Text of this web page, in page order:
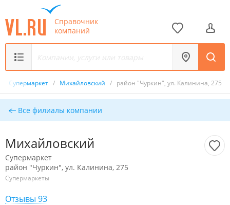
Справочник
компаний
Супермаркет / Михайловский / район "Чуркин", ул. Калинина, 275
Все филиалы компании
Михайловский
Супермаркет
район "Чуркин", ул. Калинина, 275
Супермаркеты
Отзывы 93